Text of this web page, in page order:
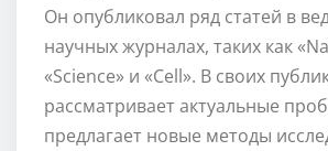
Он опубликовал ряд статей в
научных журналах, таких как
«Science» и «Cell». В своих
рассматривает актуальные
предлагает новые методы